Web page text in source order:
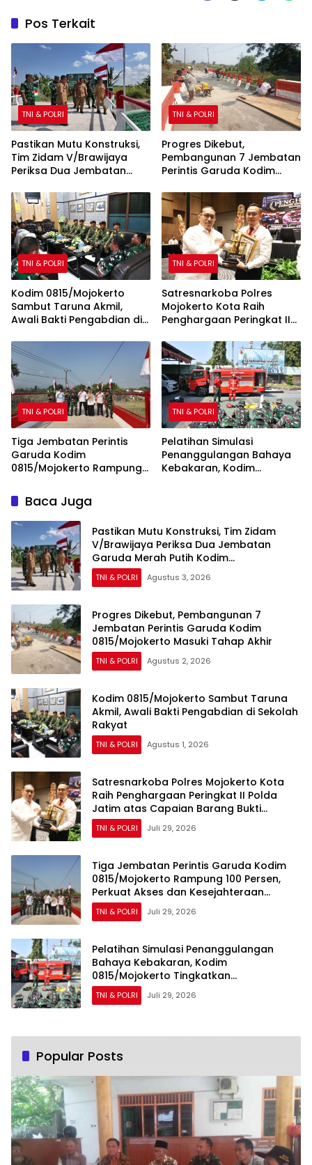
Pos Terkait
TNI & POLRI
Pastikan Mutu Konstruksi,
Tim Zidam V/Brawijaya
Periksa Dua Jembatan
0815/Mojokerto
TNI & POLRI
Progres Dikebut,
Pembangunan 7 Jembatan
Perintis Garuda Kodim
Tahap Akhir
TNI & POLRI
Kodim 0815/Mojokerto
Sambut Taruna Akmil,
Awali Bakti Pengabdian di
TNI & POLRI
Satresnarkoba Polres
Mojokerto Kota Raih
Penghargaan Peringkat II
Barang Bukti Narkoba
Terbanyak
TNI & POLRI
Tiga Jembatan Perintis
Garuda Kodim
0815/Mojokerto Rampung
dan Kesejahteraan Warga
TNI & POLRI
Pelatihan Simulasi
Penanggulangan Bahaya
Kebakaran, Kodim
Baca Juga
Pastikan Mutu Konstruksi, Tim Zidam
V/Brawijaya Periksa Dua Jembatan
Garuda Merah Putih Kodim
0815/Mojokerto
TNI & POLRI Agustus 3, 2026
Progres Dikebut, Pembangunan 7
Jembatan Perintis Garuda Kodim
0815/Mojokerto Masuki Tahap Akhir
TNI & POLRI Agustus 2, 2026
Kodim 0815/Mojokerto Sambut Taruna
Akmil, Awali Bakti Pengabdian di Sekolah
Rakyat
TNI & POLRI Agustus 1, 2026
Satresnarkoba Polres Mojokerto Kota
Raih Penghargaan Peringkat II Polda
Jatim atas Capaian Barang Bukti
Narkoba Terbanyak
TNI & POLRI Juli 29, 2026
Tiga Jembatan Perintis Garuda Kodim
0815/Mojokerto Rampung 100 Persen,
Perkuat Akses dan Kesejahteraan
Warga
TNI & POLRI Juli 29, 2026
Pelatihan Simulasi Penanggulangan
Bahaya Kebakaran, Kodim
0815/Mojokerto Tingkatkan
Kesiapsiagaan Personel Hadapi Situasi
Darurat
TNI & POLRI Juli 29, 2026
Popular Posts